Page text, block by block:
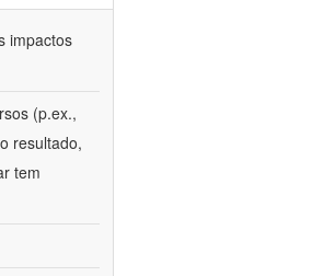
impactos
(p.ex.,
resultado,
tem